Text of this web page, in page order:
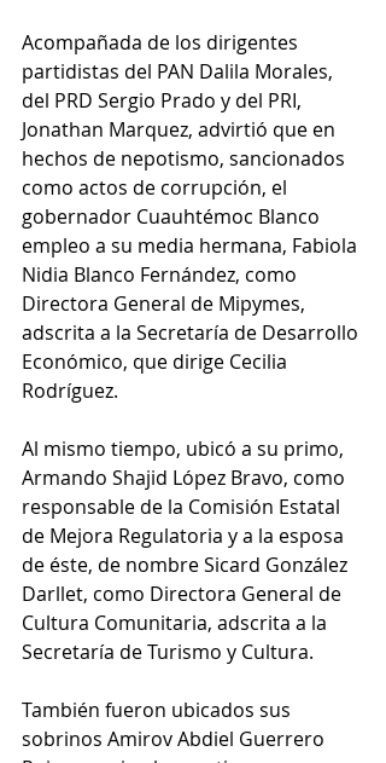
Acompañada de los dirigentes
partidistas del PAN Dalila Morales,
del PRD Sergio Prado y del PRI,
Jonathan Marquez, advirtió que en
hechos de nepotismo, sancionados
como actos de corrupción, el
gobernador Cuauhtémoc Blanco
empleo a su media hermana, Fabiola
Nidia Blanco Fernández, como
Directora General de Mipymes,
adscrita a la Secretaría de Desarrollo
Económico, que dirige Cecilia
Rodríguez.
Al mismo tiempo, ubicó a su primo,
Armando Shajid López Bravo, como
responsable de la Comisión Estatal
de Mejora Regulatoria y a la esposa
de éste, de nombre Sicard González
Darllet, como Directora General de
Cultura Comunitaria, adscrita a la
Secretaría de Turismo y Cultura.
También fueron ubicados sus
sobrinos Amirov Abdiel Guerrero